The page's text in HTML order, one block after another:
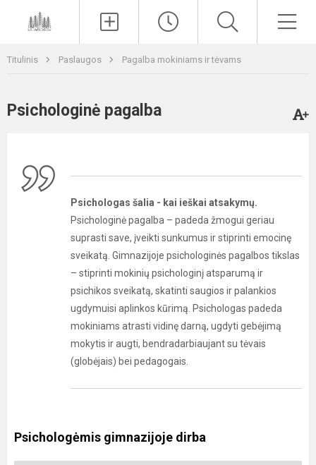
Titulinis Paslaugos Pagalba mokiniams ir tėvams
Psichologinė pagalba
Psichologas šalia - kai ieškai atsakymų.
Psichologinė pagalba – padeda žmogui geriau
suprasti save, įveikti sunkumus ir stiprinti emocinę
sveikatą. Gimnazijoje psichologinės pagalbos tikslas
– stiprinti mokinių psichologinį atsparumą ir
psichikos sveikatą, skatinti saugios ir palankios
ugdymuisi aplinkos kūrimą. Psichologas padeda
mokiniams atrasti vidinę darną, ugdyti gebėjimą
mokytis ir augti, bendradarbiaujant su tėvais
(globėjais) bei pedagogais.
Psichologėmis gimnazijoje dirba